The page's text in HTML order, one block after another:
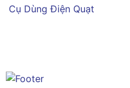
Cụ Dùng Điện Quạt